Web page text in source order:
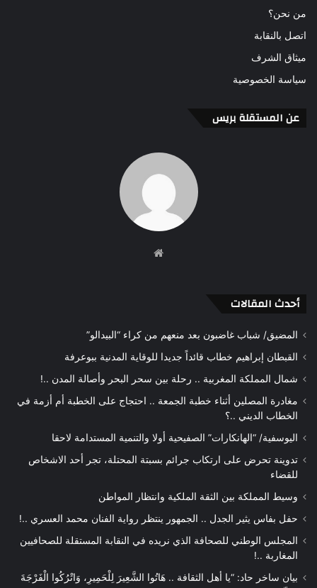
من نحن؟
اتصل بالنقابة
ميثاق الشرف
سياسة الخصوصية
عن المستقلة بريس
أحدث المقالات
المضيق/ شباب غاضبون بعد منعهم من كراء “البيدالو”
القبطان إبراهيم خطاب قائداً جديدا للوقاية المدنية ببوعرفة
شمال المملكة المغربية .. رحلة بين سحر البحر وأصالة المدن ..!
مغادرة المصلين أثناء خطبة الجمعة .. احتجاج على الخطبة أم أزمة في
الخطاب الديني ..؟
اليوسفية/ “الهانكارات” الصفيحية أولا والتنمية المستدامة لاحقا
تدوينة تحرض على ارتكاب جرائم بسبتة المحتلة، تجر أحد الاشخاص
للقضاء
وسيط المملكة بين الثقة الملكية وانتظار المواطن
حفل بفاس يثير الجدل .. الجمهور ينتظر رواية الفنان محمد العسري ..!
المجلس الوطني للصحافة الذي نريده في النقابة المستقلة للصحافيين
المغاربة ..!
بيان ساخر حاد: “يا أهل الثقافة .. هَاتُوا الشَّعِيرَ لِلْحَمِيرِ، وَاتْرُكُوا الْفَرْجَةَ